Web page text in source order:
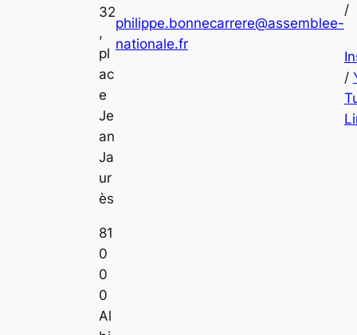
32
,
pl
ac
e
Je
an
Ja
ur
ès
81
0
0
0
Al
philippe.bonnecarrere@assemblee-
nationale.fr
/
/